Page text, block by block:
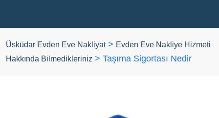
Üsküdar Evden Eve Nakliyat> Evden Eve Nakliye Hizmeti
Hakkında Bilmedikleriniz > Taşıma Sigortası Nedir